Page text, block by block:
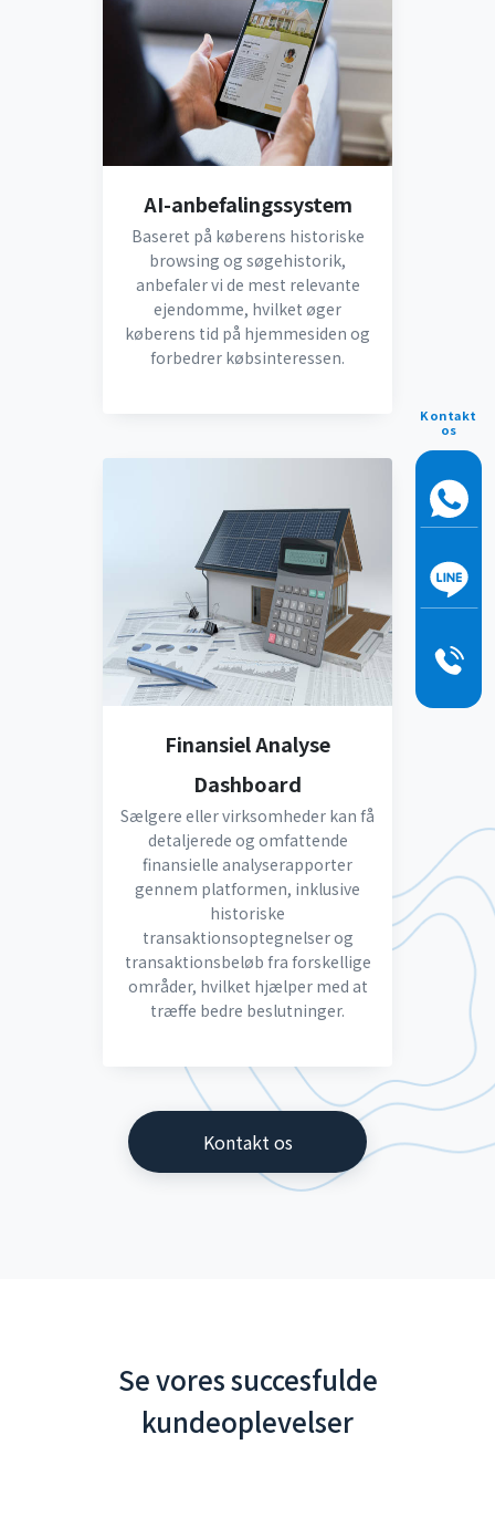
AI-anbefalingssystem
Baseret på køberens historiske
browsing og søgehistorik,
anbefaler vi de mest relevante
ejendomme, hvilket øger
køberens tid på hjemmesiden og
forbedrer købsinteressen.
Finansiel Analyse
Dashboard
Sælgere eller virksomheder kan få
detaljerede og omfattende
finansielle analyserapporter
gennem platformen, inklusive
historiske
transaktionsoptegnelser og
transaktionsbeløb fra forskellige
områder, hvilket hjælper med at
træffe bedre beslutninger.
Kontakt os
Se vores succesfulde
kundeoplevelser
Kontakt
os